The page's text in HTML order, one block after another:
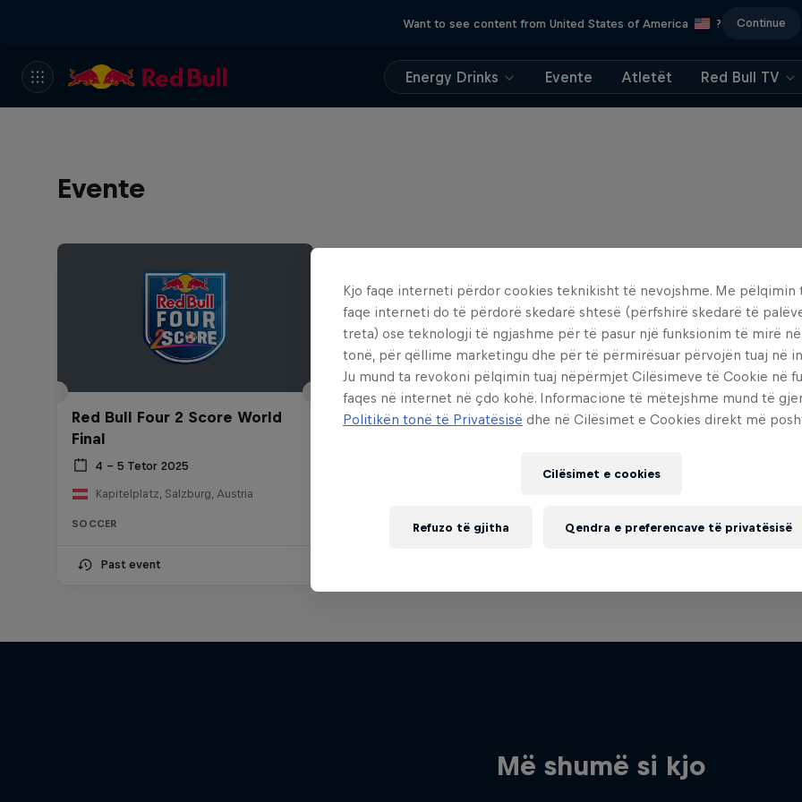
Want to see content from United States of America ? Continue
Energy Drinks Evente Atletët Red Bull TV
Evente
Red Bull Four 2 Score World
Final
4 – 5 Tetor 2025
Kapitelplatz, Salzburg, Austria
SOCCER
Past event
Më shumë si kjo
Kjo faqe interneti përdor cookies teknikisht të nevojshme. Me pëlqimin
faqe interneti do të përdorë skedarë shtesë (përfshirë skedarë të
treta) ose teknologji të ngjashme për të pasur një funksionim të mirë
tonë, për qëllime marketingu dhe për të përmirësuar përvojën tuaj në
Ju mund ta revokoni pëlqimin tuaj nëpërmjet Cilësimeve të Cookie në
faqes në internet në çdo kohë. Informacione të mëtejshme mund të
Politikën tonë të Privatësisë dhe në Cilësimet e Cookies direkt më
Cilësimet e cookies
Refuzo të gjitha Qendra e preferencave të privatësisë